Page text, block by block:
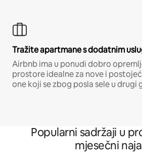
Tražite apartmane s dodatnim
Airbnb ima u ponudi dobro
prostore idealne za nove i
one koji se zbog posla sele u drugi
Popularni sadržaji u
mjesečni